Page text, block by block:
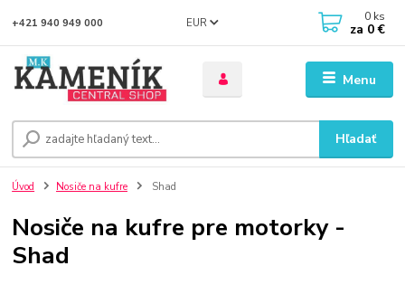
Menu
EUR
Hľadať
+421 940 949 000 0 ks
za 0 €
Úvod Nosiče na kufre Shad
Nosiče na kufre pre motorky -
Shad